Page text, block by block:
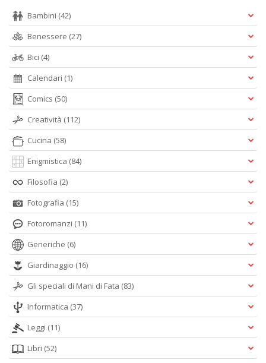
Bambini (42)
Benessere (27)
Bici (4)
Calendari (1)
Comics (50)
Creatività (112)
Cucina (58)
Enigmistica (84)
Filosofia (2)
Fotografia (15)
Fotoromanzi (11)
Generiche (6)
Giardinaggio (16)
Gli speciali di Mani di Fata (83)
Informatica (37)
Leggi (11)
Libri (52)